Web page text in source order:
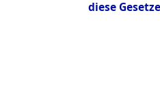
1.2.9.4
Effekten nicht
diese